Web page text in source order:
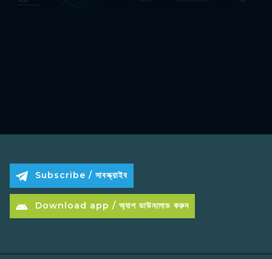
Subscribe / সাবস্ক্রাইব
Download app / অ্যাপ ডাউনলোড করুন